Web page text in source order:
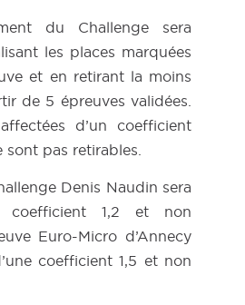
du Challenge sera
les places marquées
et en retirant la moins
de 5 épreuves validées.
d’un coefficient
sont pas retirables.
Denis Naudin sera
coefficient 1,2 et non
Euro-Micro d’Annecy
coefficient 1,5 et non